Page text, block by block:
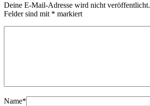
Deine E-Mail-Adresse wird nicht veröffentlicht.
Felder sind mit * markiert
Name*